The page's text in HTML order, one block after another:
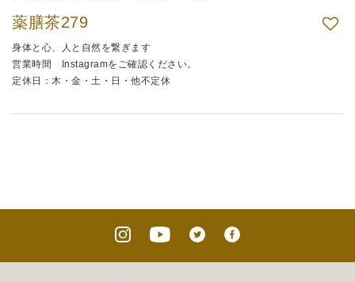
薬膳茶279
身体と心、人と自然を繋ぎます
営業時間 Instagramをご確認ください。
定休日：木・金・土・日・他不定休